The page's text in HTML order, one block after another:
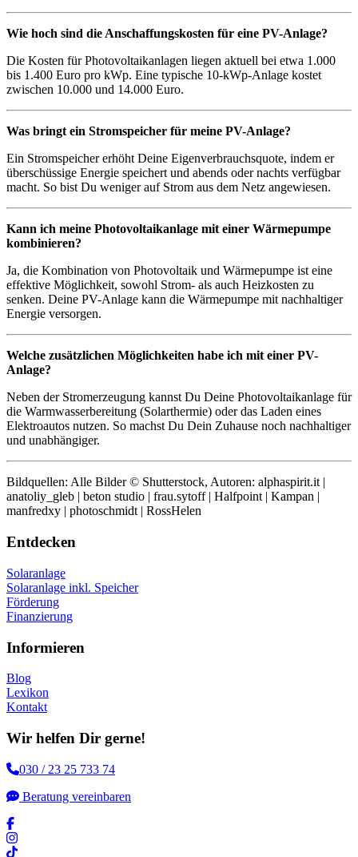
Wie hoch sind die Anschaffungskosten für eine PV-Anlage?
Die Kosten für Photovoltaikanlagen liegen aktuell bei etwa 1.000
bis 1.400 Euro pro kWp. Eine typische 10-kWp-Anlage kostet
zwischen 10.000 und 14.000 Euro.
Was bringt ein Stromspeicher für meine PV-Anlage?
Ein Stromspeicher erhöht Deine Eigenverbrauchsquote, indem er
überschüssige Energie speichert und abends oder nachts verfügbar
macht. So bist Du weniger auf Strom aus dem Netz angewiesen.
Kann ich meine Photovoltaikanlage mit einer Wärmepumpe
kombinieren?
Ja, die Kombination von Photovoltaik und Wärmepumpe ist eine
effektive Möglichkeit, sowohl Strom- als auch Heizkosten zu
senken. Deine PV-Anlage kann die Wärmepumpe mit nachhaltiger
Energie versorgen.
Welche zusätzlichen Möglichkeiten habe ich mit einer PV-
Anlage?
Neben der Stromerzeugung kannst Du Deine Photovoltaikanlage für
die Warmwasserbereitung (Solarthermie) oder das Laden eines
Elektroautos nutzen. So machst Du Dein Zuhause noch nachhaltiger
und unabhängiger.
Bildquellen: Alle Bilder © Shutterstock, Autoren: alphaspirit.it |
anatoliy_gleb | beton studio | frau.sytoff | Halfpoint | Kampan |
manfredxy | photoschmidt | RossHelen
Entdecken
Solaranlage
Solaranlage inkl. Speicher
Förderung
Finanzierung
Informieren
Blog
Lexikon
Kontakt
Wir helfen Dir gerne!
030 / 23 25 733 74
Beratung vereinbaren